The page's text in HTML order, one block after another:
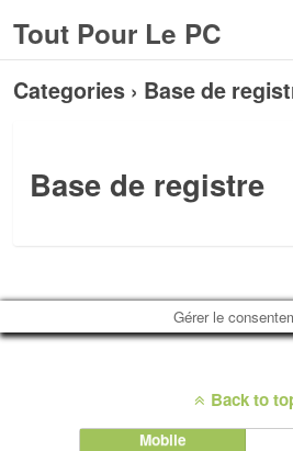
Tout Pour Le PC
Categories › Base de
Base de registre
Gérer le
Back to
Mobile